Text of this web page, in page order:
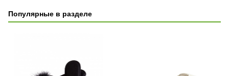
Популярные в разделе